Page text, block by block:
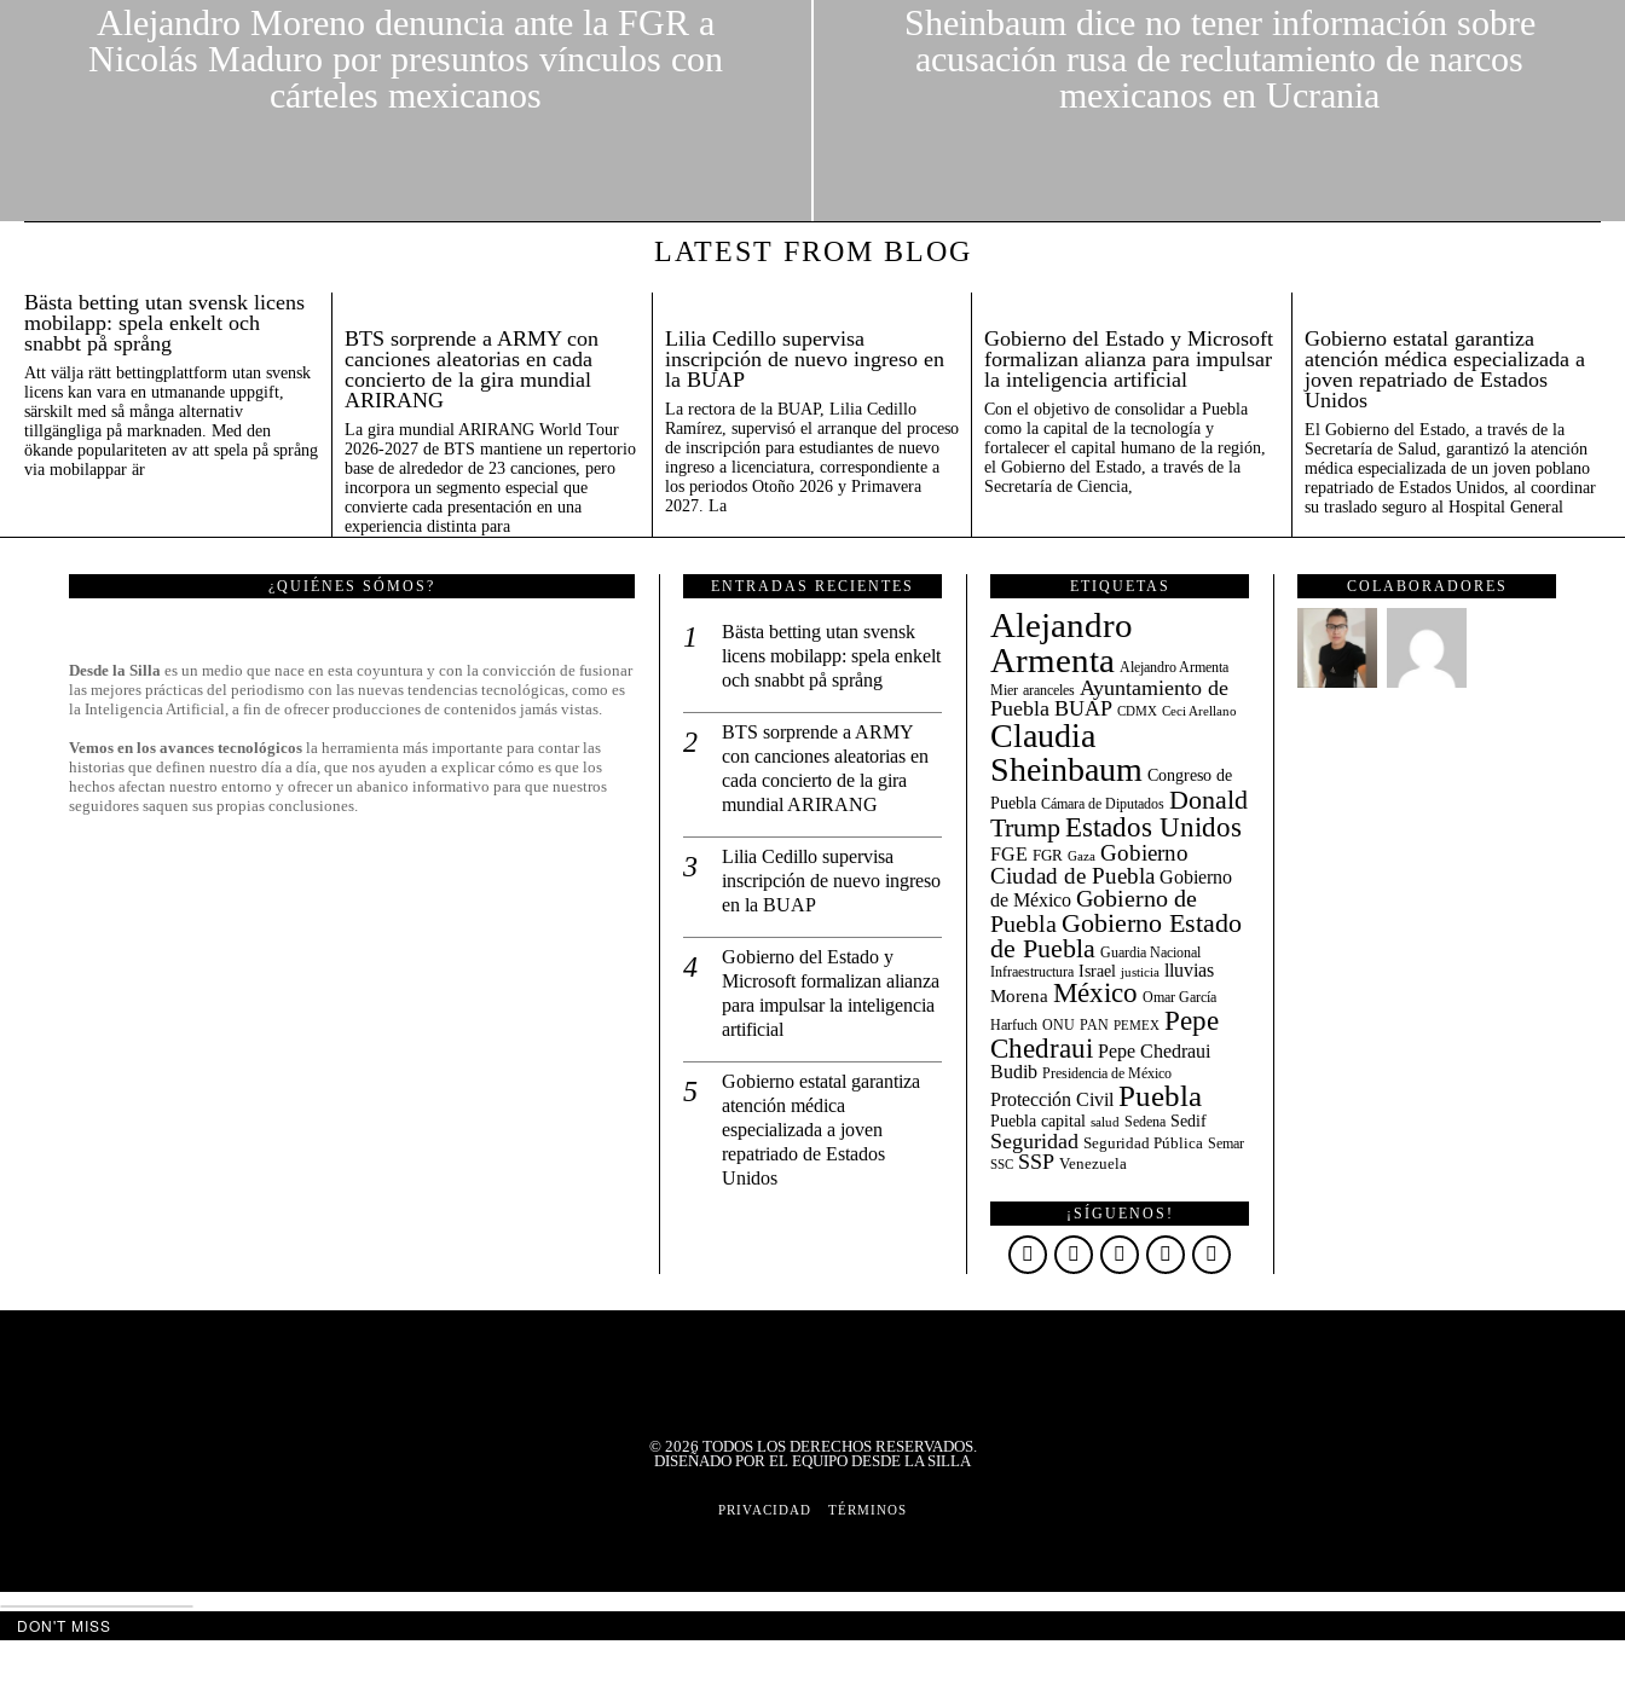
Alejandro Moreno denuncia ante la FGR a
Nicolás Maduro por presuntos vínculos con
cárteles mexicanos
Sheinbaum dice no tener información sobre
acusación rusa de reclutamiento de narcos
mexicanos en Ucrania
LATEST FROM BLOG
Bästa betting utan svensk licens
mobilapp: spela enkelt och
snabbt på språng
Att välja rätt bettingplattform utan svensk
licens kan vara en utmanande uppgift,
särskilt med så många alternativ
tillgängliga på marknaden. Med den
ökande populariteten av att spela på språng
via mobilappar är
BTS sorprende a ARMY con
canciones aleatorias en cada
concierto de la gira mundial
ARIRANG
La gira mundial ARIRANG World Tour
2026-2027 de BTS mantiene un repertorio
base de alrededor de 23 canciones, pero
incorpora un segmento especial que
convierte cada presentación en una
experiencia distinta para
Lilia Cedillo supervisa
inscripción de nuevo ingreso en
la BUAP
La rectora de la BUAP, Lilia Cedillo
Ramírez, supervisó el arranque del proceso
de inscripción para estudiantes de nuevo
ingreso a licenciatura, correspondiente a
los periodos Otoño 2026 y Primavera
2027. La
Gobierno del Estado y Microsoft
formalizan alianza para impulsar
la inteligencia artificial
Con el objetivo de consolidar a Puebla
como la capital de la tecnología y
fortalecer el capital humano de la región,
el Gobierno del Estado, a través de la
Secretaría de Ciencia,
Gobierno estatal garantiza
atención médica especializada a
joven repatriado de Estados
Unidos
El Gobierno del Estado, a través de la
Secretaría de Salud, garantizó la atención
médica especializada de un joven poblano
repatriado de Estados Unidos, al coordinar
su traslado seguro al Hospital General
¿QUIÉNES SÓMOS?
Desde la Silla es un medio que nace en esta coyuntura y con la convicción de fusionar
las mejores prácticas del periodismo con las nuevas tendencias tecnológicas, como es
la Inteligencia Artificial, a fin de ofrecer producciones de contenidos jamás vistas.
Vemos en los avances tecnológicos la herramienta más importante para contar las
historias que definen nuestro día a día, que nos ayuden a explicar cómo es que los
hechos afectan nuestro entorno y ofrecer un abanico informativo para que nuestros
seguidores saquen sus propias conclusiones.
ENTRADAS RECIENTES
Bästa betting utan svensk
licens mobilapp: spela enkelt
och snabbt på språng
BTS sorprende a ARMY
con canciones aleatorias en
cada concierto de la gira
mundial ARIRANG
Lilia Cedillo supervisa
inscripción de nuevo ingreso
en la BUAP
Gobierno del Estado y
Microsoft formalizan alianza
para impulsar la inteligencia
artificial
Gobierno estatal garantiza
atención médica
especializada a joven
repatriado de Estados
Unidos
ETIQUETAS
Alejandro
Armenta Alejandro Armenta
Mier aranceles Ayuntamiento de
Puebla BUAP CDMX Ceci Arellano
Claudia
Sheinbaum Congreso de
Puebla Cámara de Diputados Donald
TrumpEstados Unidos
FGE FGR Gaza Gobierno
Ciudad de Puebla Gobierno
de México Gobierno de
Puebla Gobierno Estado
de Puebla Guardia Nacional
Infraestructura Israel justicia lluvias
Morena México Omar García
Harfuch ONU PAN PEMEX Pepe
Chedraui Pepe Chedraui
Budib Presidencia de México
Protección Civil Puebla
Puebla capital salud Sedena Sedif
Seguridad Seguridad Pública Semar
SSC SSP Venezuela
¡SÍGUENOS!
COLABORADORES
© 2026 TODOS LOS DERECHOS RESERVADOS.
DISEÑADO POR EL EQUIPO DESDE LA SILLA
PRIVACIDAD TÉRMINOS
DON'T MISS